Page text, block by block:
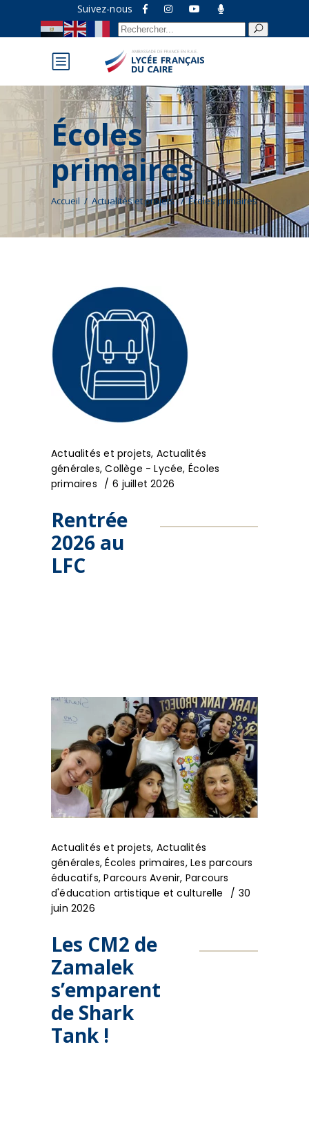
Suivez-nous
Recherche
pour :
Écoles
primaires
Accueil / Actualités et projets/Écoles primaires
Actualités et projets, Actualités
générales,Collège - Lycée, Écoles
primaires
6 juillet 2026
Rentrée
2026 au
LFC
Actualités et projets, Actualités
générales,Écoles primaires,Les parcours
éducatifs,Parcours Avenir, Parcours
d'éducation artistique et culturelle
30
juin 2026
Les CM2 de
Zamalek
s’emparent
de Shark
Tank !